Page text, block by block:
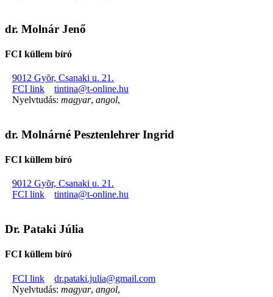
dr. Molnár Jenő
FCI küllem bíró
9012 Gyõr, Csanaki u. 21.
FCI link
tintina@t-online.hu
Nyelvtudás: magyar, angol,
dr. Molnárné Pesztenlehrer Ingrid
FCI küllem bíró
9012 Gyõr, Csanaki u. 21.
FCI link
tintina@t-online.hu
Dr. Pataki Júlia
FCI küllem bíró
FCI link
dr.pataki.julia@gmail.com
Nyelvtudás: magyar, angol,